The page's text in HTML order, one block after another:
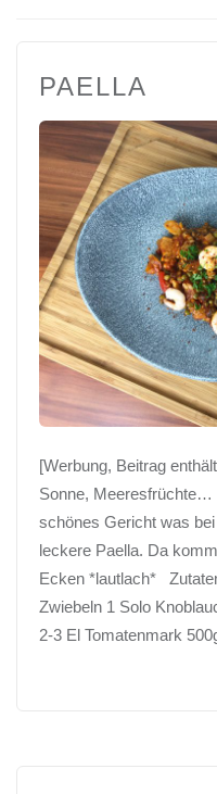
PAELLA
[Werbung, Beitrag
Sonne,
schönes Gericht was
leckere Paella. Da
Ecken *lautlach*
Zwiebeln 1 Solo
2-3 El Tomatenmark